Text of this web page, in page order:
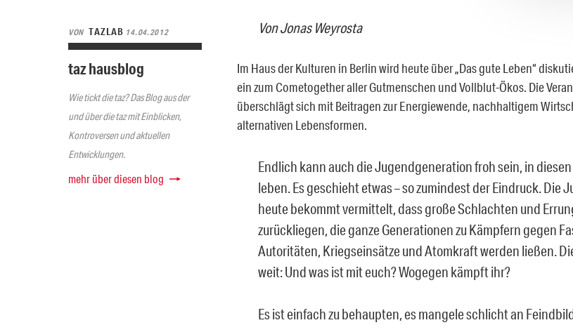
VON TAZLAB 14.04.2012
taz hausblog
Wie tickt die taz? Das Blog aus der
und über die taz mit Einblicken,
Kontroversen und aktuellen
Entwicklungen.
mehr über diesen blog
Von Jonas Weyrosta
Im Haus der Kulturen in Berlin wird heute über „Das gute Leben“
ein zum Cometogether aller Gutmenschen und Vollblut-Ökos. Die
überschlägt sich mit Beitragen zur Energiewende, nachhaltigem
alternativen Lebensformen.
Endlich kann auch die Jugendgeneration froh sein, in diesen
leben. Es geschieht etwas – so zumindest der Eindruck. Die
heute bekommt vermittelt, dass große Schlachten und
zurückliegen, die ganze Generationen zu Kämpfern gegen
Autoritäten, Kriegseinsätze und Atomkraft werden ließen.
weit: Und was ist mit euch? Wogegen kämpft ihr?
Es ist einfach zu behaupten, es mangele schlicht an